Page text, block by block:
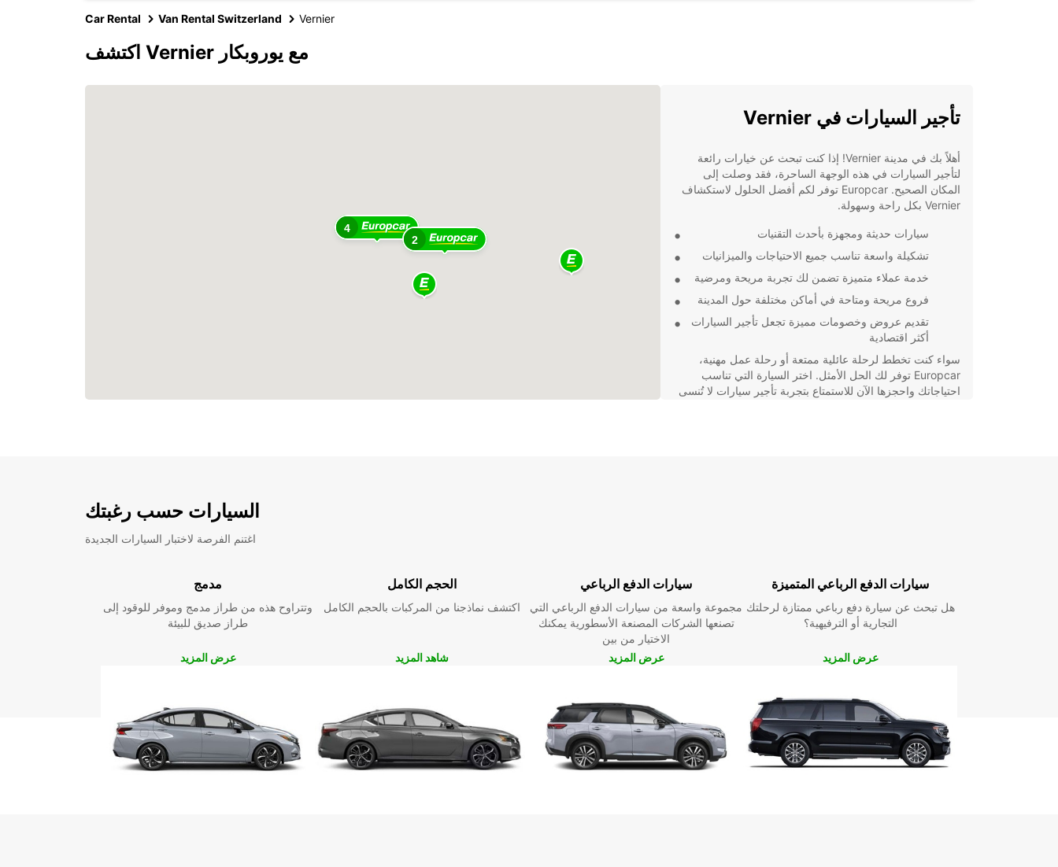
Car Rental Van Rental Switzerland Vernier
اكتشف Vernier مع يوروبكار
4
2
تأجير السيارات في Vernier
أهلاً بك في مدينة Vernier! إذا كنت تبحث عن خيارات رائعة
لتأجير السيارات في هذه الوجهة الساحرة، فقد وصلت إلى
المكان الصحيح. Europcar توفر لكم أفضل الحلول لاستكشاف
Vernier بكل راحة وسهولة.
سيارات حديثة ومجهزة بأحدث التقنيات
تشكيلة واسعة تناسب جميع الاحتياجات والميزانيات
خدمة عملاء متميزة تضمن لك تجربة مريحة ومرضية
فروع مريحة ومتاحة في أماكن مختلفة حول المدينة
تقديم عروض وخصومات مميزة تجعل تأجير السيارات
أكثر اقتصادية
سواء كنت تخطط لرحلة عائلية ممتعة أو رحلة عمل مهنية،
Europcar توفر لك الحل الأمثل. اختر السيارة التي تناسب
احتياجاتك واحجزها الآن للاستمتاع بتجربة تأجير سيارات لا تُنسى
السيارات حسب رغبتك
اغتنم الفرصة لاختبار السيارات الجديدة
مدمج
وتتراوح هذه من طراز مدمج وموفر للوقود إلى
طراز صديق للبيئة
عرض المزيد
الحجم الكامل
اكتشف نماذجنا من المركبات بالحجم الكامل
شاهد المزيد
سيارات الدفع الرباعي
مجموعة واسعة من سيارات الدفع الرباعي التي
تصنعها الشركات المصنعة الأسطورية يمكنك
الاختيار من بين
عرض المزيد
سيارات الدفع الرباعي المتميزة
هل تبحث عن سيارة دفع رباعي ممتازة لرحلتك
التجارية أو الترفيهية؟
عرض المزيد